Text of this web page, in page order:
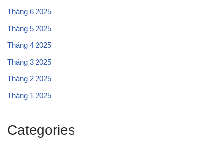
Tháng 6 2025
Tháng 5 2025
Tháng 4 2025
Tháng 3 2025
Tháng 2 2025
Tháng 1 2025
Categories